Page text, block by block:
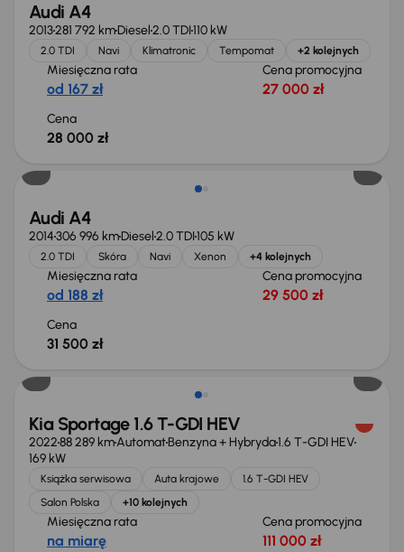
Audi A4
2013281 792 kmDiesel2.0 TDI110 kW
2.0 TDI Navi Klimatronic Tempomat +2 kolejnych
Miesięczna rata
od 167 zł
Cena promocyjna
27 000 zł
Cena
28 000 zł
Audi A4
2014306 996 kmDiesel2.0 TDI105 kW
2.0 TDI Skóra Navi Xenon +4 kolejnych
Miesięczna rata
od 188 zł
Cena promocyjna
29 500 zł
Cena
31 500 zł
Możliwość odliczenia VAT
Kia Sportage 1.6 T-GDI HEV
202288 289 kmAutomatBenzyna + Hybryda1.6 T-GDI HEV
169 kW
Książka serwisowa Auta krajowe
1.6 T-GDI HEV
Salon Polska
+10 kolejnych
Miesięczna rata
na miarę
Cena promocyjna
111 000 zł